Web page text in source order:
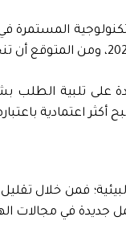
على تلبية
اعتمادية
فمن خلال تقليل
جديدة في مجالات